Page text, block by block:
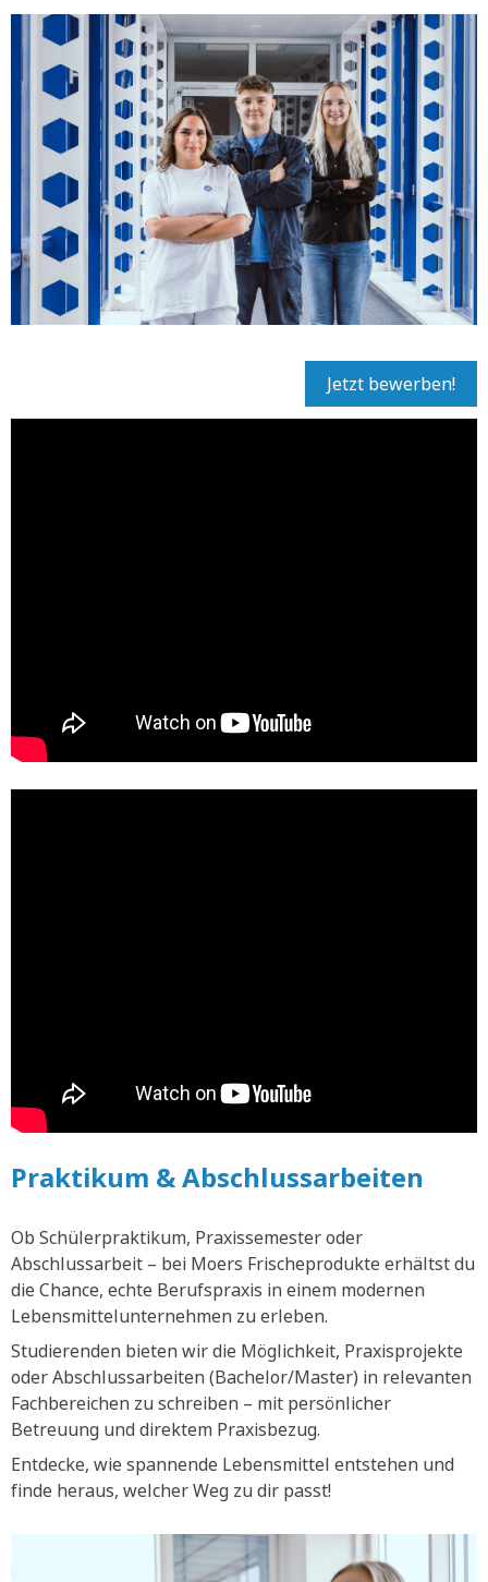
Jetzt bewerben!
Praktikum & Abschlussarbeiten
Ob Schülerpraktikum, Praxissemester oder
Abschlussarbeit – bei Moers Frischeprodukte erhältst du
die Chance, echte Berufspraxis in einem modernen
Lebensmittelunternehmen zu erleben.
Studierenden bieten wir die Möglichkeit, Praxisprojekte
oder Abschlussarbeiten (Bachelor/Master) in relevanten
Fachbereichen zu schreiben – mit persönlicher
Betreuung und direktem Praxisbezug.
Entdecke, wie spannende Lebensmittel entstehen und
finde heraus, welcher Weg zu dir passt!